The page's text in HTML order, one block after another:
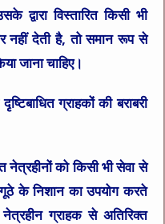
विस्तारित किसी भी
नहीं देती है, तो समान रूप से
जाना चाहिए।
ग्राहकों की बराबरी
नेत्रहीनों को किसी भी सेवा से
के निशान का उपयोग करते
ग्राहक से अतिरिक्त